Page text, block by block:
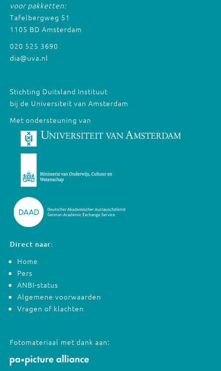
voor pakketten:
Tafelbergweg 51
1105 BD Amsterdam
020 525 3690
dia@uva.nl
Stichting Duitsland Instituut
bij de Universiteit van Amsterdam
Met ondersteuning van
Direct naar:
Home
Pers
ANBI-status
Algemene voorwaarden
Vragen of klachten
Fotomateriaal met dank aan: